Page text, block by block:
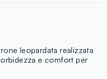
leopardata realizzata
e comfort per